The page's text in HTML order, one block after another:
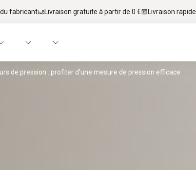
fabricant Livraison gratuite à partir de 0 € Livraison rapide
de pression : profiter d'une mesure de pression efficace